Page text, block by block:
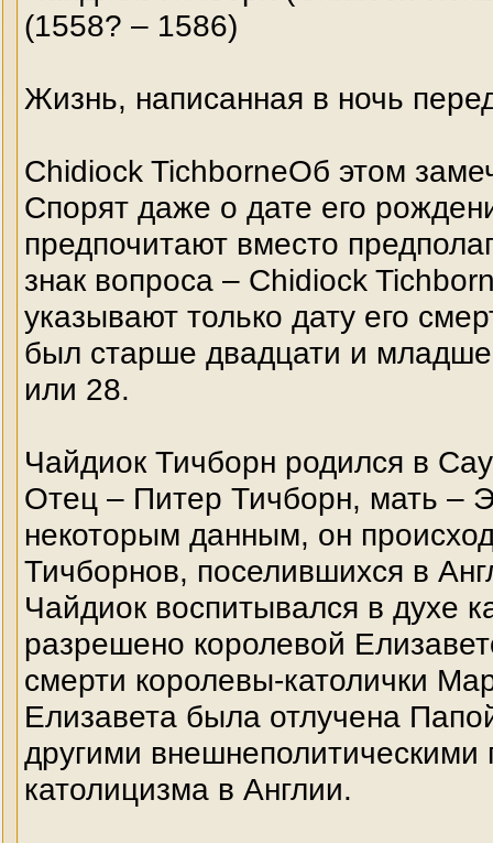
(1558? – 1586)
Жизнь, написанная в ночь
Chidiock TichborneОб этом
Спорят даже о дате его
предпочитают вместо
знак вопроса – Chidiock
указывают только дату его
был старше двадцати и
или 28.
Чайдиок Тичборн родился в
Отец – Питер Тичборн, мать –
некоторым данным, он
Тичборнов, поселившихся в
Чайдиок воспитывался в духе
разрешено королевой
смерти королевы-католички
Елизавета была отлучена
другими внешнеполитическими
католицизма в Англии.